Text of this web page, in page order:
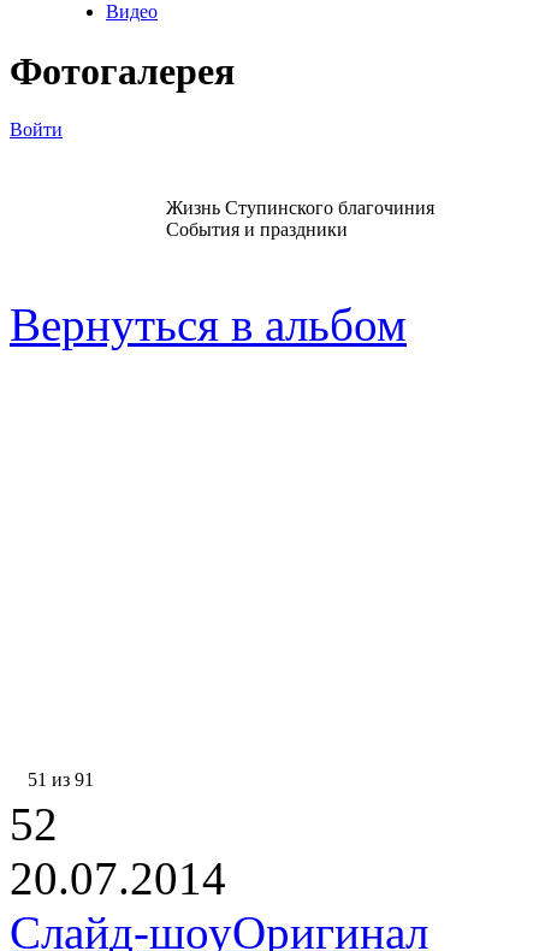
Видео
Фотогалерея
Войти
Жизнь Ступинского благочиния
События и праздники
Вернуться в альбом
51 из 91
52
20.07.2014
Слайд-шоуОригинал